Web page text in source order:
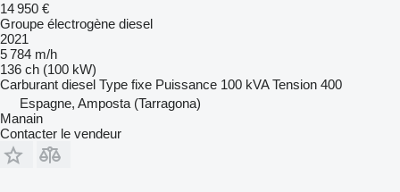
14 950 €
Groupe électrogène diesel
2021
5 784 m/h
136 ch (100 kW)
Carburant diesel Type fixe Puissance 100 kVA Tension 400
Espagne, Amposta (Tarragona)
Manain
Contacter le vendeur